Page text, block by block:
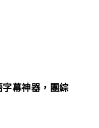
幕神器，團綜